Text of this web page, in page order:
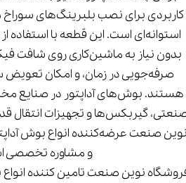
کاربردی برای نصب بلبرینگ‌های
استوانه‌ای است. این قطعه با استفاده
بدون نیاز به ماشین‌کاری روی شافت
صرفه‌جویی در زمان، و امکان تعویض
هستند. بوش‌های آداپتور در صنایع
گیربکس‌ها و تجهیزات انتقال
صنعت عرضه‌کننده انواع بوش
و مشاوره تخصصی
نوین صنعت تامین کننده انواع